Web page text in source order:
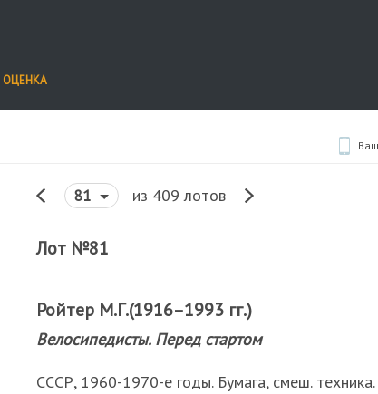
ОЦЕНКА
81 из 409 лотов
Лот №81
Ройтер М.Г.(1916–1993 гг.)
Велосипедисты. Перед стартом
СССР, 1960-1970-е годы. Бумага, смеш.